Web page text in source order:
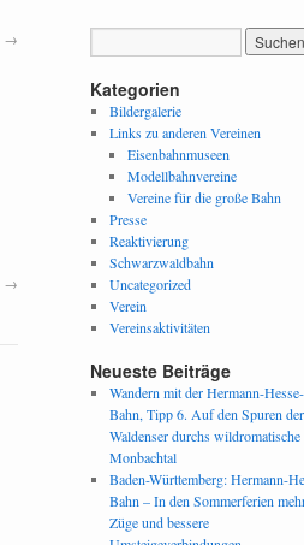
→
→
Kategorien
Bildergalerie
Links zu anderen Vereinen
Eisenbahnmuseen
Modellbahnvereine
Vereine für die große Bahn
Presse
Reaktivierung
Schwarzwaldbahn
Uncategorized
Verein
Vereinsaktivitäten
Neueste Beiträge
Wandern mit der Hermann-Hesse-
Bahn, Tipp 6. Auf den Spuren der
Waldenser durchs wildromatische
Monbachtal
Baden-Württemberg: Hermann-
Bahn – In den Sommerferien
Züge und bessere